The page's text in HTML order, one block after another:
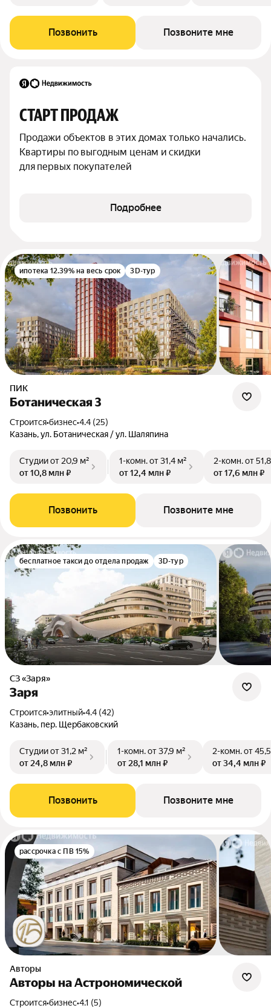
Позвонить Позвоните мне
СТАРТ ПРОДАЖ
Продажи объектов в этих домах только начались.
Квартиры по выгодным ценам и скидки
для первых покупателей
Подробнее
ипотека 12.39% на весь срок 3D-тур
ПИК
Ботаническая 3
Строится•бизнес•4.4 (25)
Казань, ул. Ботаническая / ул. Шаляпина
Студииот 20,9 м²
от 10,8 млн ₽
1-комн.от 31,4 м²
от 12,4 млн ₽
2-комн.от
от 17,6 млн ₽
Позвонить Позвоните мне
бесплатное такси до отдела продаж 3D-тур
СЗ «Заря»
Заря
Строится•элитный•4.4 (42)
Казань, пер. Щербаковский
Студииот 31,2 м²
от 24,8 млн ₽
1-комн.от 37,9 м²
от 28,1 млн ₽
2-комн.от
от 34,4 млн ₽
Позвонить Позвоните мне
рассрочка с ПВ 15%
Авторы
Авторы на Астрономической
Строится•бизнес•4.1 (5)